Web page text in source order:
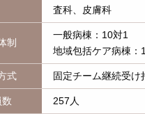
査科、皮膚科
制
一般病棟：10対1
地域包括ケア病棟：
式 固定チーム継続受け
257人